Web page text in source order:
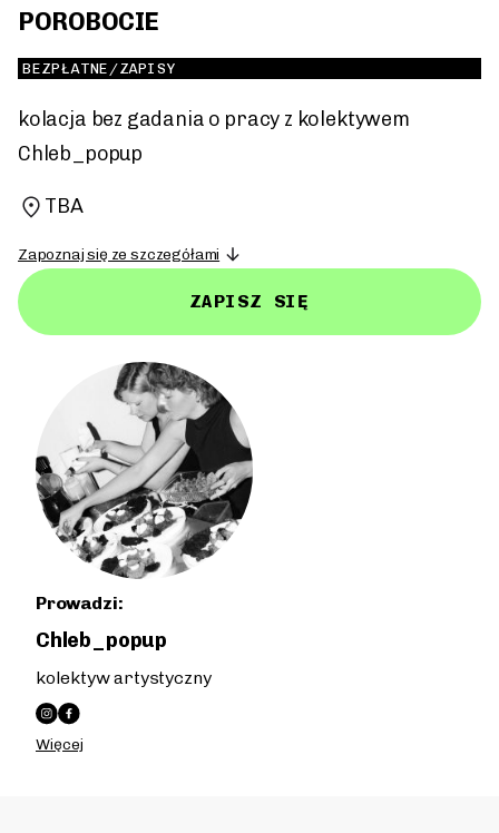
POROBOCIE
BEZPŁATNE/ZAPISY
kolacja bez gadania o pracy z kolektywem
Chleb_popup
TBA
Zapoznaj się ze szczegółami
ZAPISZ SIĘ
Prowadzi:
Chleb_popup
kolektyw artystyczny
Więcej